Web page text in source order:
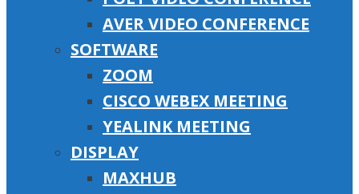
AVER VIDEO CONFERENCE
SOFTWARE
ZOOM
CISCO WEBEX MEETING
YEALINK MEETING
DISPLAY
MAXHUB